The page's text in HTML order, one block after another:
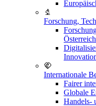
Forschung,
Internationale
Fairer
Globale
Handels-